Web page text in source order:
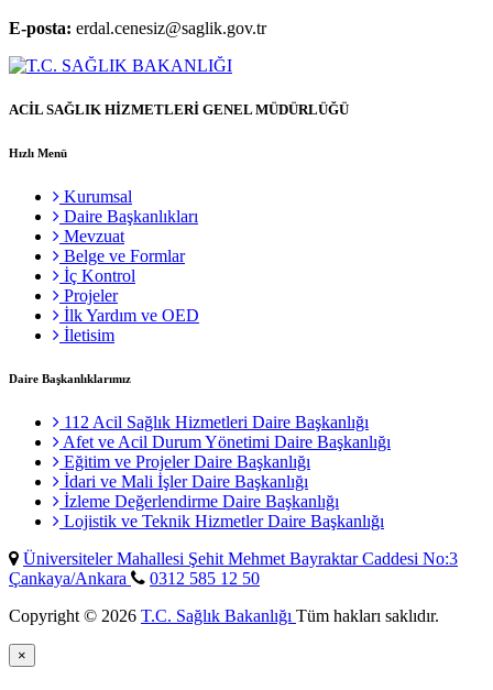
E-posta: erdal.cenesiz@saglik.gov.tr
ACİL SAĞLIK HİZMETLERİ GENEL MÜDÜRLÜĞÜ
Hızlı Menü
Kurumsal
Daire Başkanlıkları
Mevzuat
Belge ve Formlar
İç Kontrol
Projeler
İlk Yardım ve OED
İletisim
Daire Başkanlıklarımız
112 Acil Sağlık Hizmetleri Daire Başkanlığı
Afet ve Acil Durum Yönetimi Daire Başkanlığı
Eğitim ve Projeler Daire Başkanlığı
İdari ve Mali İşler Daire Başkanlığı
İzleme Değerlendirme Daire Başkanlığı
Lojistik ve Teknik Hizmetler Daire Başkanlığı
Üniversiteler Mahallesi Şehit Mehmet Bayraktar Caddesi No:3
Çankaya/Ankara
0312 585 12 50
Copyright © 2026 T.C. Sağlık Bakanlığı Tüm hakları saklıdır.
×